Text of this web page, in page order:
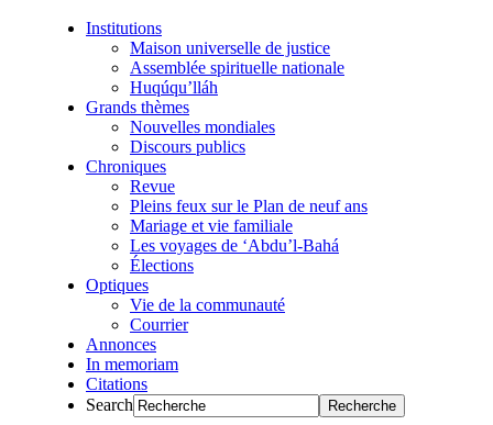
Institutions
Maison universelle de justice
Assemblée spirituelle nationale
Huqúqu’lláh
Grands thèmes
Nouvelles mondiales
Discours publics
Chroniques
Revue
Pleins feux sur le Plan de neuf ans
Mariage et vie familiale
Les voyages de ‘Abdu’l-Bahá
Élections
Optiques
Vie de la communauté
Courrier
Annonces
In memoriam
Citations
Search